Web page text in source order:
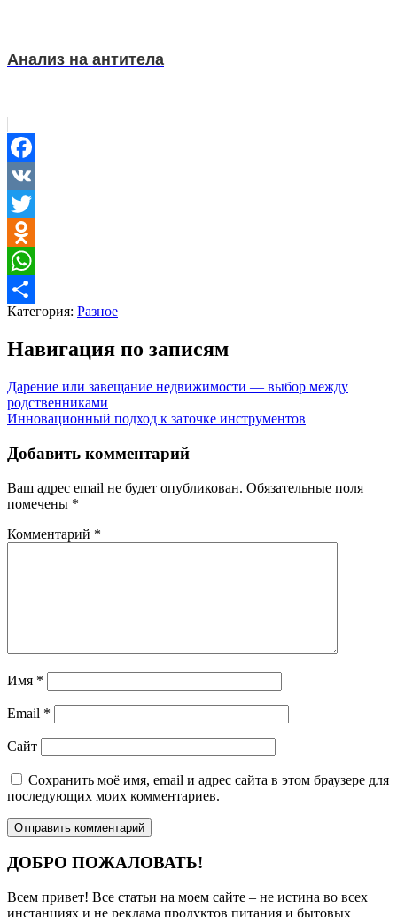
Анализ на антитела
Facebook
VK
Twitter
Odnoklassniki
WhatsApp
Отправить
Категория: Разное
Навигация по записям
Дарение или завещание недвижимости — выбор между
родственниками
Инновационный подход к заточке инструментов
Добавить комментарий
Ваш адрес email не будет опубликован. Обязательные поля
помечены *
Комментарий *
Имя *
Email *
Сайт
Сохранить моё имя, email и адрес сайта в этом браузере для
последующих моих комментариев.
ДОБРО ПОЖАЛОВАТЬ!
Всем привет! Все статьи на моем сайте – не истина во всех
инстанциях и не реклама продуктов питания и бытовых